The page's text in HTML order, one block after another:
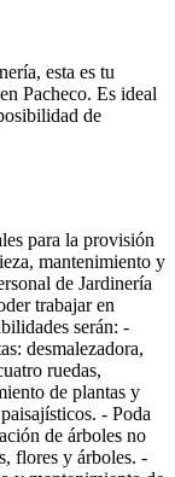
esta es tu
Pacheco. Es ideal
de
para la provisión
mantenimiento y
de Jardinería
trabajar en
serán: -
desmalezadora,
ruedas,
de plantas y
- Poda
de árboles no
flores y árboles. -